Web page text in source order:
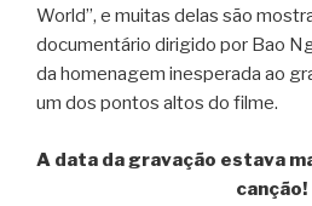
World”, e muitas delas são
documentário dirigido por Bao
da homenagem inesperada ao
um dos pontos altos do filme.
A data da gravação estava
canção!